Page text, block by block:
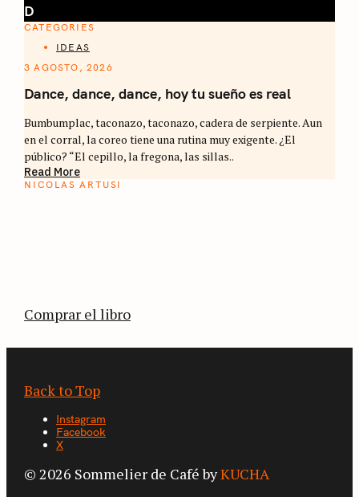
D
CATEGORIES
IDEAS
3 AGOSTO, 2026
Dance, dance, dance, hoy tu sueño es real
Bumbumplac, taconazo, taconazo, cadera de serpiente. Aun
en el corral, la coreo tiene una rutina muy exigente. ¿El
público? “El cepillo, la fregona, las sillas..
Read More
NICOLAS ARTUSI
Comprar el libro
Back to Top
Instagram
Facebook
X
© 2026 Sommelier de Café byKUCHA